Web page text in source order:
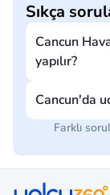
Sıkça
Cancun
yapılır?
Cancun'da
Farklı